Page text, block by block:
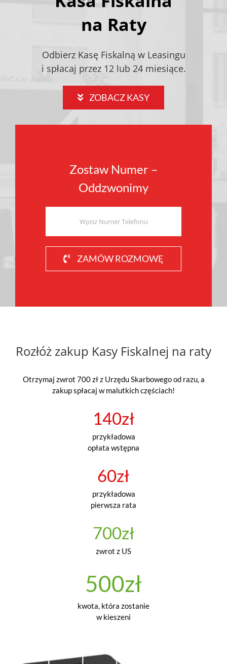
na Raty
Odbierz Kasę Fiskalną w Leasingu
i spłacaj przez 12 lub 24 miesiące.
ZOBACZ KASY
Zostaw Numer –
Oddzwonimy
ZAMÓW ROZMOWĘ
Rozłóż zakup Kasy Fiskalnej na raty
Otrzymaj zwrot 700 zł z Urzędu Skarbowego od razu, a
zakup spłacaj w malutkich częściach!
140zł
przykładowa
opłata wstępna
60zł
przykładowa
pierwsza rata
700zł
zwrot z US
500zł
kwota, która zostanie
w kieszeni